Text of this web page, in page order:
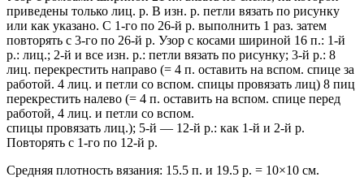
приведены только лиц. р. В изн. р. петли вязать по рисунку
или как указано. С 1-го по 26-й р. выполнить 1 раз. затем
повторять с 3-го по 26-й р. Узор с косами шириной 16 п.: 1-й
р.: лиц.; 2-й и все изн. р.: петли вязать по рисунку; 3-й р.: 8
лиц. перекрестить направо (= 4 п. оставить на вспом. спице за
работой. 4 лиц. и петли со вспом. спицы провязать лиц) 8 пиц
перекрестить налево (= 4 п. оставить на вспом. спице перед
работой, 4 лиц. и петли со вспом.
спицы провязать лиц.); 5-й — 12-й р.: как 1-й и 2-й р.
Повторять с 1-го по 12-й р.
Средняя плотность вязания: 15.5 п. и 19.5 р. = 10×10 см.